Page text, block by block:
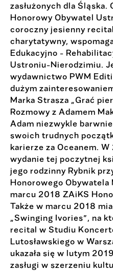
zasłużonych dla Śląska.
Honorowy Obywatel
coroczny jesienny
charytatywny,
Edukacyjno -
Ustroniu-Nierodzimiu.
wydawnictwo PWM
dużym
Marka Strasza „Grać
Rozmowy z Adamem
Adam niezwykle
swoich trudnych
karierze za Oceanem.
wydanie tej poczytnej
jego rodzinny Rybnik
Honorowego Obywatela
marcu 2018 ZAiKS
Także w marcu 2018
„Swinging Ivories”, na
recital w Studiu
Lutosławskiego w
ukazała się w lutym
zasługi w szerzeniu